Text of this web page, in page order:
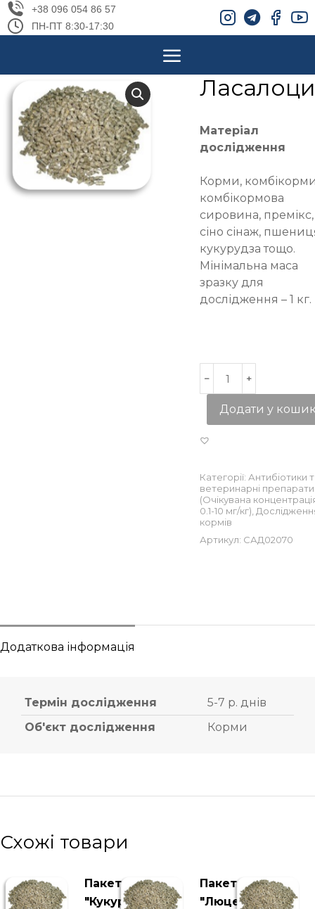
+38 096 054 86 57
ПН-ПТ 8:30-17:30
Матеріал
дослідження
Корми,
комбікормова
сировина, премікс,
сіно сінаж,
кукурудза тощо.
Мінімальна маса
зразку для
дослідження – 1 кг.
Додати у
Категорії: Антибіотики
ветеринарні препарати
(Очікувана
0.1-10 мг/кг)
кормів
Артикул: САД02070
Додаткова інформація
Термін дослідження
5-7 р. днів
Об'єкт дослідження
Корми
Схожі товари
Пакет
"Кукурудзяний
Пакет
"Люцерновий